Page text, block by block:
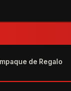
de Regalo